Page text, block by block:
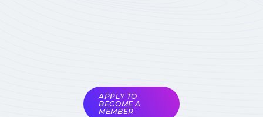
APPLY TO
BECOME A
MEMBER